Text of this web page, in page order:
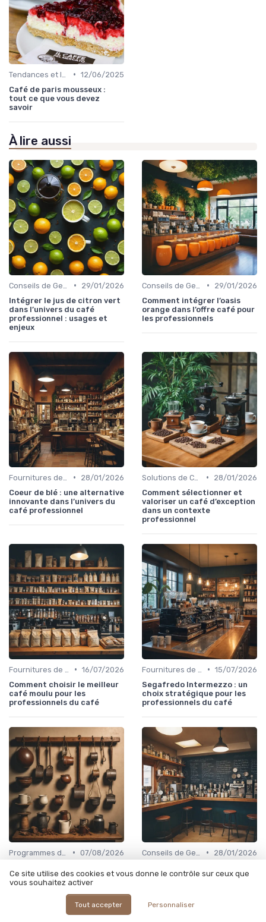
• 12/06/2025
Café de paris mousseux :
tout ce que vous devez
savoir
À lire aussi
•
29/01/2026
Intégrer le jus de citron vert
dans l’univers du café
professionnel : usages et
enjeux
•
29/01/2026
Comment intégrer l’oasis
orange dans l’offre café pour
les professionnels
•
28/01/2026
Coeur de blé : une alternative
innovante dans l’univers du
café professionnel
•
28/01/2026
Comment sélectionner et
valoriser un café d’exception
dans un contexte
professionnel
• 16/07/2026
Comment choisir le meilleur
café moulu pour les
professionnels du café
• 15/07/2026
Segafredo Intermezzo : un
choix stratégique pour les
professionnels du café
• 07/08/2026
au kilo pour les
professionnels : enjeux et
•
28/01/2026
décaféiné : enjeux et
Ce site utilise des cookies et vous donne le contrôle sur ceux que
vous souhaitez activer
Tout accepter Personnaliser